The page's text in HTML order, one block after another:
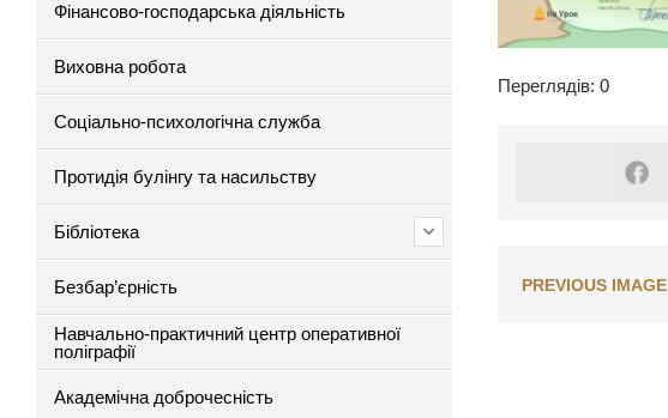
Переглядів: 0
PREVIOUS IMAGE
Фінансово-господарська діяльність
Виховна робота
Соціально-психологічна служба
Протидія булінгу та насильству
Бібліотека
Безбар’єрність
Навчально-практичний центр оперативної
поліграфії
Академічна доброчесність